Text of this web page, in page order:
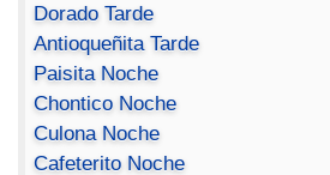
Dorado Tarde
Antioqueñita Tarde
Paisita Noche
Chontico Noche
Culona Noche
Cafeterito Noche